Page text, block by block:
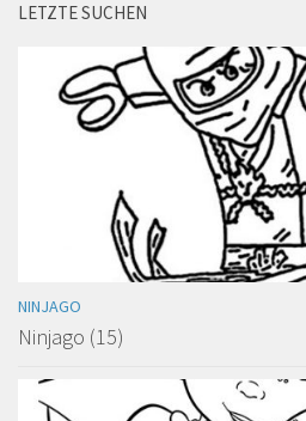
LETZTE SUCHEN
NINJAGO
Ninjago (15)